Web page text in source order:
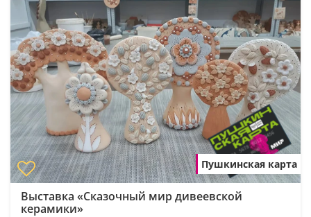
Пушкинская карта
Выставка «Сказочный мир дивеевской
керамики»